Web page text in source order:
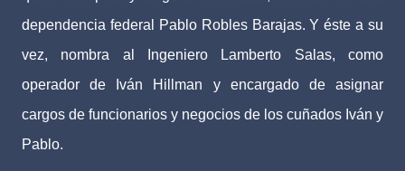
dependencia federal Pablo Robles Barajas. Y éste a su
vez, nombra al Ingeniero Lamberto Salas, como
operador de Iván Hillman y encargado de asignar
cargos de funcionarios y negocios de los cuñados Iván y
Pablo.